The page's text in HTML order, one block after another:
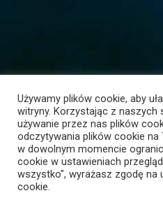
© 2018 RECHTSANWALT
Używamy plików cookie, aby
witryny. Korzystając z naszych
używanie przez nas plików
odczytywania plików cookie
w dowolnym momencie
cookie w ustawieniach
wszystko", wyrażasz zgodę na
cookie.